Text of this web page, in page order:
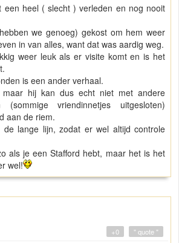
een heel ( slecht ) verleden en nog nooit
we genoeg) gekost om hem weer
in van alles, want dat was aardig weg.
weer leuk als er visite komt en is het
is een ander verhaal.
hij kan dus echt niet met andere
(sommige vriendinnetjes uitgesloten)
aan de riem.
lange lijn, zodat er wel altijd controle
als je een Stafford hebt, maar het is het
wel!
" quote "
+0